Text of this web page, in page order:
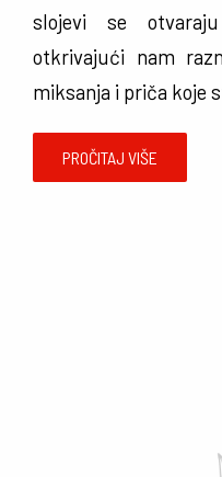
slojevi se
otkrivajući nam
miksanja i priča koje
PROČITAJ VIŠE